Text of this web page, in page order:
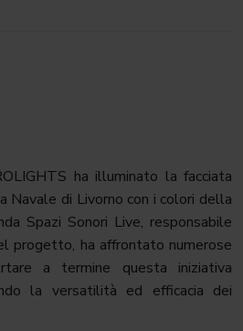
ha illuminato la facciata
Navale di Livorno con i colori della
Spazi Sonori Live, responsabile
progetto, ha affrontato numerose
a termine questa iniziativa
la versatilità ed efficacia dei